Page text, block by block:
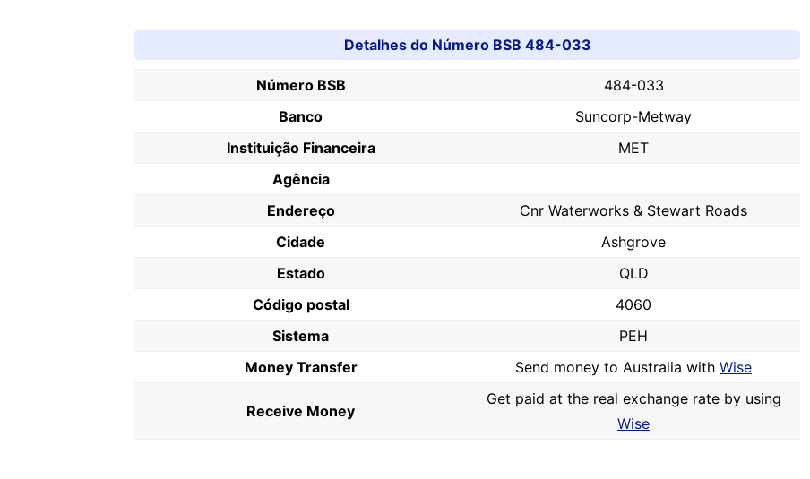
Detalhes do Número BSB 484-033
Número BSB
484-033
Banco
Suncorp-Metway
Instituição Financeira
MET
Agência
Endereço
Cnr Waterworks & Stewart Roads
Cidade
Ashgrove
Estado
QLD
Código postal
4060
Sistema
PEH
Money Transfer
Send money to Australia with Wise
Receive Money
Get paid at the real exchange rate by using
Wise